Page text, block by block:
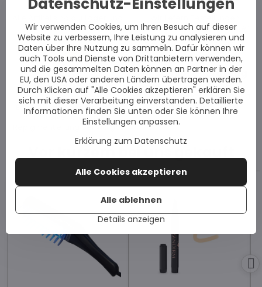
sofort versandbereit.
innerhalb von drei Werktagen.
Echte
Kundenergebnisse
Echte Kundenergebnisse –
inklusive Fotos zur
Repigmentierung bei Vitiligo.
Kostenlose Beratung
Maßgeschneiderte Beratung
zur Vitiligo-Behandlung.
Vor kurzem bei uns gekauft
Wir verwenden Cookies, um Ihren Besuch auf dieser
Website zu verbessern, Ihre Leistung zu analysieren und
Daten über Ihre Nutzung zu sammeln. Dafür können wir
auch Tools und Dienste von Drittanbietern verwenden,
und die gesammelten Daten können an Partner in der
EU, den USA oder anderen Ländern übertragen werden.
Durch Klicken auf "Alle Cookies akzeptieren" erklären Sie
sich mit dieser Verarbeitung einverstanden. Detaillierte
Informationen finden Sie unten oder Sie können Ihre
Einstellungen anpassen.
Erklärung zum Datenschutz
Details anzeigen
Alle Cookies akzeptieren
Alle ablehnen